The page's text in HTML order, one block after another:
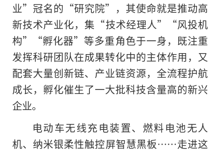
业”冠名的“研究院”，其使命就是推动高
新技术产业化，集“技术经理人”“风投机
构”“孵化器”等多重角色于一身，既注重
发挥科研团队在成果转化中的主体作用，又
配套大量创新链、产业链资源，全流程护航
成长，孵化催生了一大批科技含量高的新兴
企业。
电动车无线充电装置、燃料电池无人
机、纳米银柔性触控屏智慧黑板……走进这